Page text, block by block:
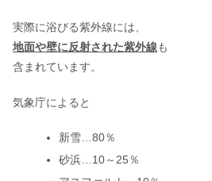
実際に浴びる紫外線には、
地面や壁に反射された紫外線も
含まれています。
気象庁によると
新雪…80％
砂浜…10～25％